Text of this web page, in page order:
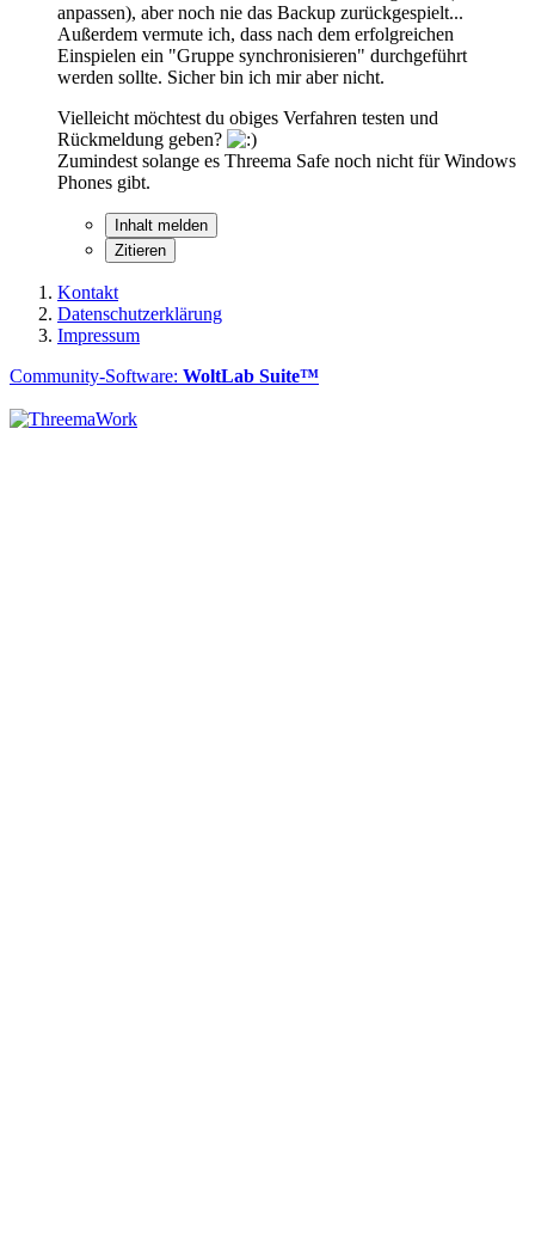
anpassen), aber noch nie das Backup zurückgespielt...
Außerdem vermute ich, dass nach dem erfolgreichen
Einspielen ein "Gruppe synchronisieren" durchgeführt
werden sollte. Sicher bin ich mir aber nicht.
Vielleicht möchtest du obiges Verfahren testen und
Rückmeldung geben?
Zumindest solange es Threema Safe noch nicht für Windows
Phones gibt.
Inhalt melden
Zitieren
Kontakt
Datenschutzerklärung
Impressum
Community-Software: WoltLab Suite™